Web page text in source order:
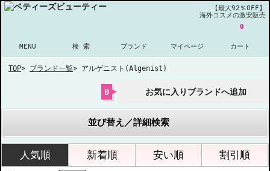
【最大92％OFF】
海外コスメの激安販売
MENU 検 索 ブランド マイページ
0
カート
TOP> ブランド一覧> アルゲニスト(Algenist)
0 お気に入りブランドへ追加
並び替え／詳細検索
人気順 新着順 安い順 割引順